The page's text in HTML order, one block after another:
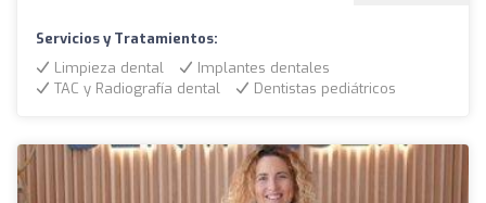
Servicios y Tratamientos:
Limpieza dental
Implantes dentales
TAC y Radiografía dental
Dentistas pediátricos